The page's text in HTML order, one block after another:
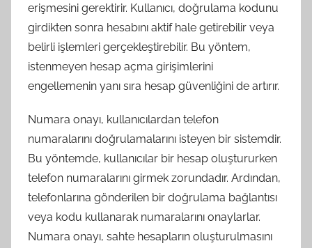
erişmesini gerektirir. Kullanıcı, doğrulama kodunu
girdikten sonra hesabını aktif hale getirebilir veya
belirli işlemleri gerçekleştirebilir. Bu yöntem,
istenmeyen hesap açma girişimlerini
engellemenin yanı sıra hesap güvenliğini de artırır.
Numara onayı, kullanıcılardan telefon
numaralarını doğrulamalarını isteyen bir sistemdir.
Bu yöntemde, kullanıcılar bir hesap oluştururken
telefon numaralarını girmek zorundadır. Ardından,
telefonlarına gönderilen bir doğrulama bağlantısı
veya kodu kullanarak numaralarını onaylarlar.
Numara onayı, sahte hesapların oluşturulmasını